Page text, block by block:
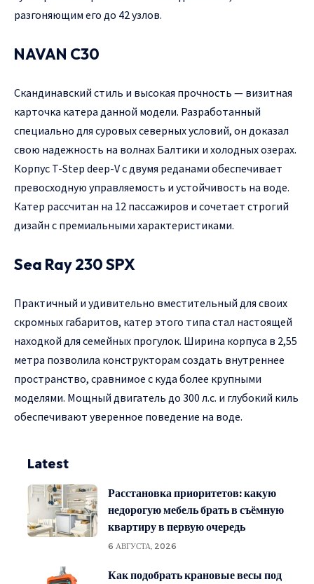
разгоняющим его до 42 узлов.
NAVAN C30
Скандинавский стиль и высокая прочность — визитная
карточка катера данной модели. Разработанный
специально для суровых северных условий, он доказал
свою надежность на волнах Балтики и холодных озерах.
Корпус T-Step deep-V с двумя реданами обеспечивает
превосходную управляемость и устойчивость на воде.
Катер рассчитан на 12 пассажиров и сочетает строгий
дизайн с премиальными характеристиками.
Sea Ray 230 SPX
Практичный и удивительно вместительный для своих
скромных габаритов, катер этого типа стал настоящей
находкой для семейных прогулок. Ширина корпуса в 2,55
метра позволила конструкторам создать внутреннее
пространство, сравнимое с куда более крупными
моделями. Мощный двигатель до 300 л.с. и глубокий киль
обеспечивают уверенное поведение на воде.
Latest
Расстановка приоритетов: какую
недорогую мебель брать в съёмную
квартиру в первую очередь
6 АВГУСТА, 2026
Как подобрать крановые весы под